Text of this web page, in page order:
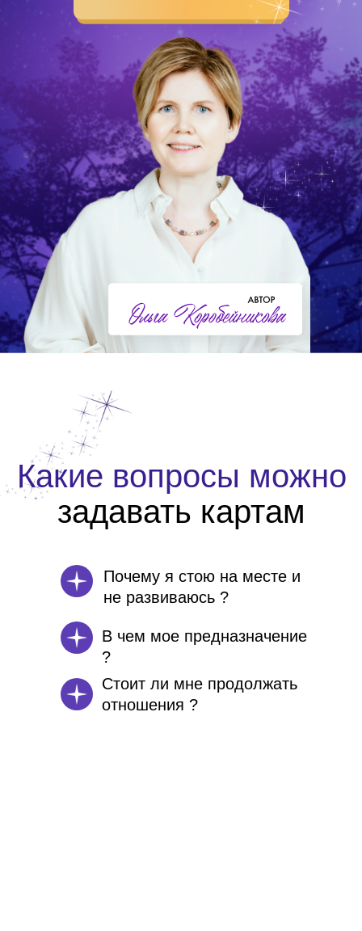
Какие вопросы можно
задавать картам
Почему я стою на месте и
не развиваюсь ?
В чем мое предназначение
?
Стоит ли мне продолжать
отношения ?